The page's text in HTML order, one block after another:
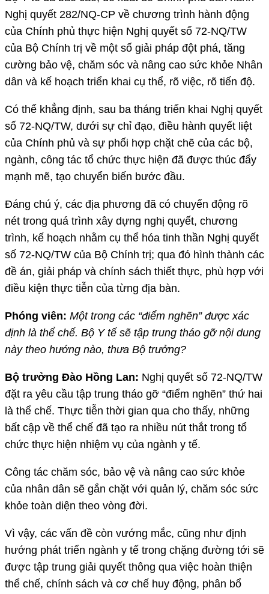
Nghị quyết 282/NQ-CP về chương trình hành động
của Chính phủ thực hiện Nghị quyết số 72-NQ/TW
của Bộ Chính trị về một số giải pháp đột phá, tăng
cường bảo vệ, chăm sóc và nâng cao sức khỏe Nhân
dân và kế hoạch triển khai cụ thể, rõ việc, rõ tiến độ.
Có thể khẳng định, sau ba tháng triển khai Nghị quyết
số 72-NQ/TW, dưới sự chỉ đạo, điều hành quyết liệt
của Chính phủ và sự phối hợp chặt chẽ của các bộ,
ngành, công tác tổ chức thực hiện đã được thúc đẩy
mạnh mẽ, tạo chuyển biến bước đầu.
Đáng chú ý, các địa phương đã có chuyển động rõ
nét trong quá trình xây dựng nghị quyết, chương
trình, kế hoạch nhằm cụ thể hóa tinh thần Nghị quyết
số 72-NQ/TW của Bộ Chính trị; qua đó hình thành các
đề án, giải pháp và chính sách thiết thực, phù hợp với
điều kiện thực tiễn của từng địa bàn.
Phóng viên: Một trong các “điểm nghẽn” được xác
định là thể chế. Bộ Y tế sẽ tập trung tháo gỡ nội dung
này theo hướng nào, thưa Bộ trưởng?
Bộ trưởng Đào Hồng Lan: Nghị quyết số 72-NQ/TW
đặt ra yêu cầu tập trung tháo gỡ “điểm nghẽn” thứ hai
là thể chế. Thực tiễn thời gian qua cho thấy, những
bất cập về thể chế đã tạo ra nhiều nút thắt trong tổ
chức thực hiện nhiệm vụ của ngành y tế.
Công tác chăm sóc, bảo vệ và nâng cao sức khỏe
của nhân dân sẽ gắn chặt với quản lý, chăm sóc sức
khỏe toàn diện theo vòng đời.
Vì vậy, các vấn đề còn vướng mắc, cũng như định
hướng phát triển ngành y tế trong chặng đường tới sẽ
được tập trung giải quyết thông qua việc hoàn thiện
thể chế, chính sách và cơ chế huy động, phân bổ